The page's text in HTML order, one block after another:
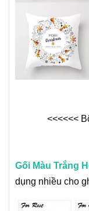
<<<<<<
Gối Màu Trắng
dụng nhiều cho